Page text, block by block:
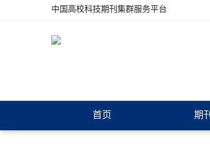
中国高校科技期刊集群服务平台
首页 期